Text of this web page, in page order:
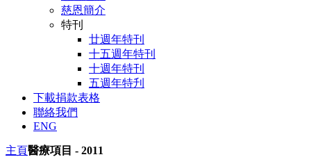
慈恩簡介
特刊
廿週年特刊
十五週年特刊
十週年特刊
五週年特刋
下載捐款表格
聯絡我們
ENG
主頁醫療項目 - 2011